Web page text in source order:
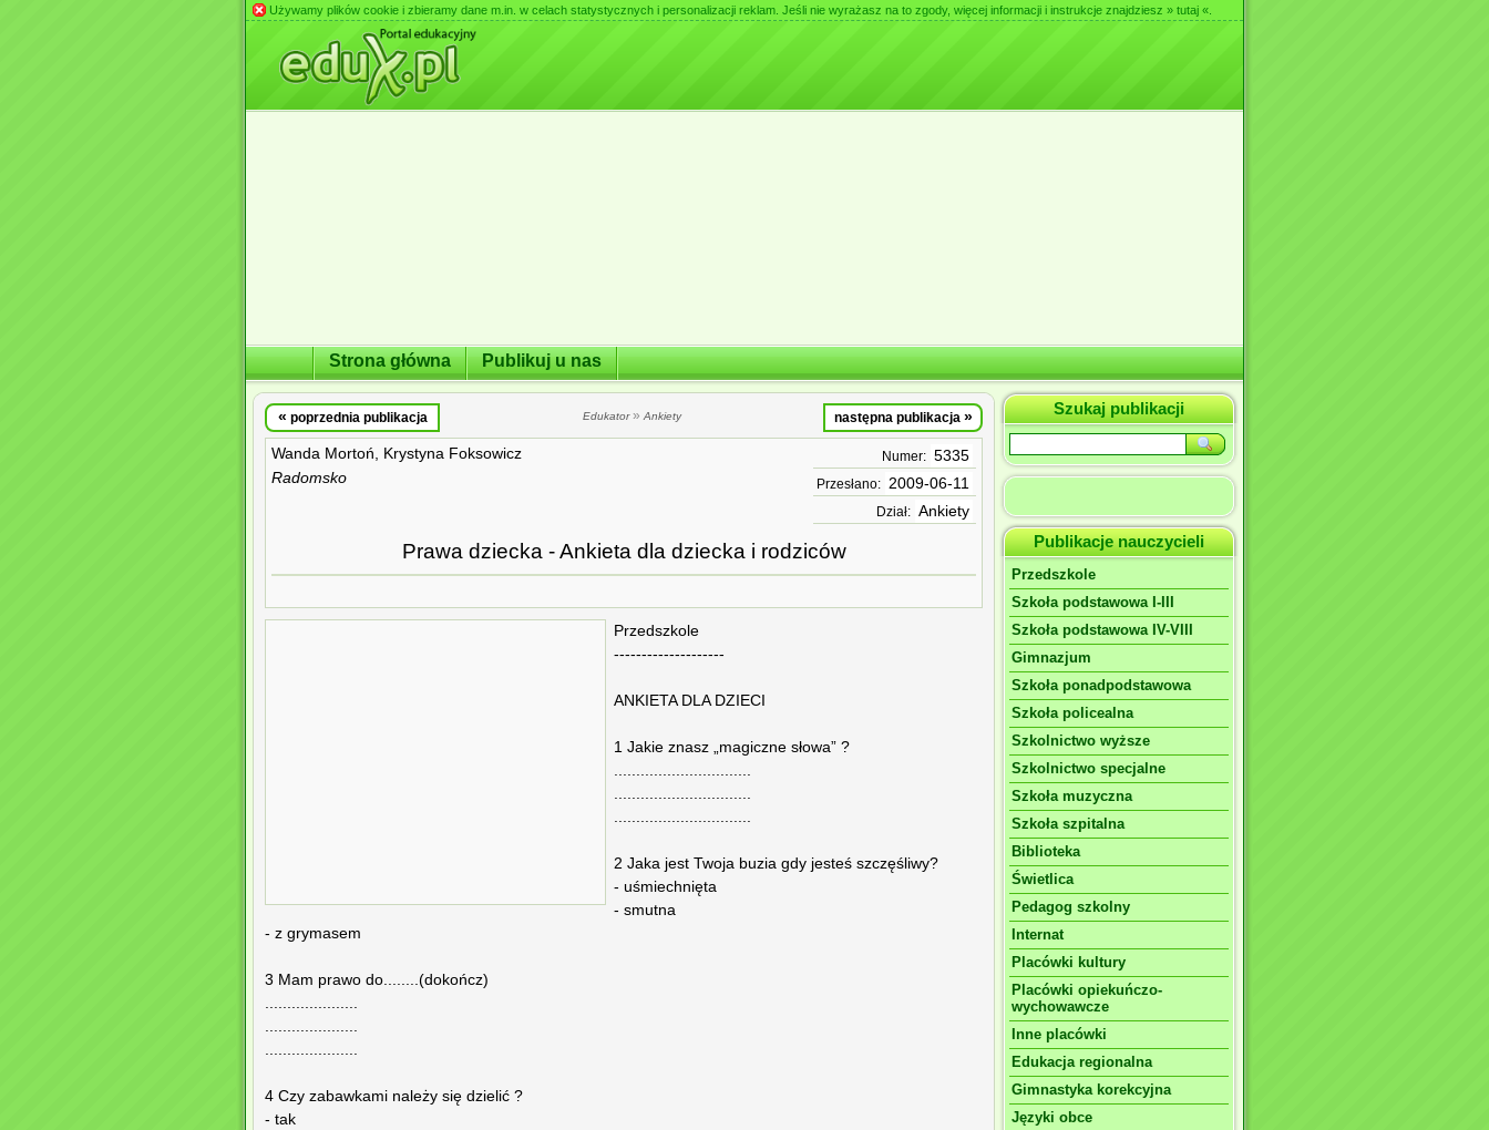
Używamy plików cookie i zbieramy dane m.in. w celach statystycznych i personalizacji reklam. Jeśli nie wyrażasz na to zgody, więcej informacji i instrukcje znajdziesz » tutaj «
Strona główna Publikuj u nas
« poprzednia publikacja Edukator»Ankiety następna publikacja »
Wanda Mortoń, Krystyna Foksowicz
Radomsko
Numer: 5335
Przesłano: 2009-06-11
Dział: Ankiety
Prawa dziecka - Ankieta dla dziecka i rodziców
Przedszkole
--------------------
ANKIETA DLA DZIECI
1 Jakie znasz „magiczne słowa” ?
...............................
...............................
...............................
2 Jaka jest Twoja buzia gdy jesteś szczęśliwy?
- uśmiechnięta
- smutna
- z grymasem
3 Mam prawo do........(dokończ)
.....................
.....................
.....................
4 Czy zabawkami należy się dzielić ?
- tak
Szukaj publikacji
Publikacje nauczycieli
Przedszkole
Szkoła podstawowa I-III
Szkoła podstawowa IV-VIII
Gimnazjum
Szkoła ponadpodstawowa
Szkoła policealna
Szkolnictwo wyższe
Szkolnictwo specjalne
Szkoła muzyczna
Szkoła szpitalna
Biblioteka
Świetlica
Pedagog szkolny
Internat
Placówki kultury
Placówki opiekuńczo-
wychowawcze
Inne placówki
Edukacja regionalna
Gimnastyka korekcyjna
Języki obce